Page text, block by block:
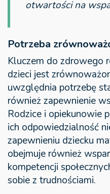
otwartości na
Potrzeba
Kluczem do zdrowego
dzieci jest
uwzględnia potrzebę
również zapewnienie
Rodzice i opiekunowie
ich odpowiedzialność
zapewnieniu dziecku
obejmuje również
kompetencji
sobie z trudnościami.